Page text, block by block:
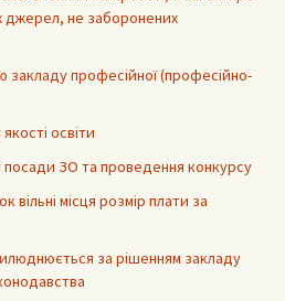
джерел, не заборонених
закладу професійної (професійно-
освіти
посади ЗО та проведення конкурсу
вільні місця розмір плати за
за рішенням закладу